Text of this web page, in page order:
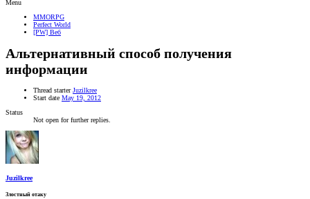
Menu
MMORPG
Perfect World
[PW] Веб
Альтернативный способ получения
информации
Thread starter Juzilkree
Start date May 19, 2012
Status
Not open for further replies.
Juzilkree
Злостный отаку